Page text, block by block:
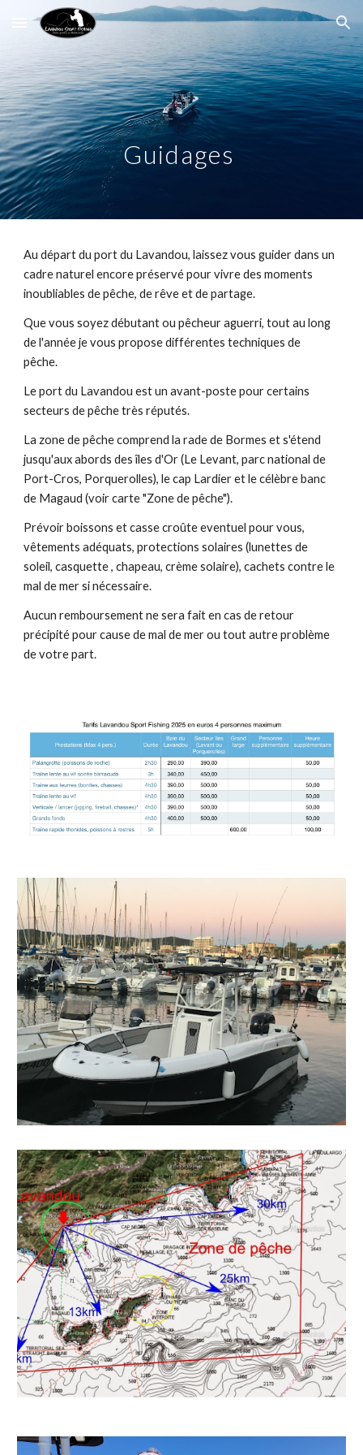
Skip to main content Skip to navigation
Guidages
Au départ du port du Lavandou, laissez vous guider dans un
cadre naturel encore préservé pour vivre des moments
inoubliables de pêche, de rêve et de partage.
Que vous soyez débutant ou pêcheur aguerri, tout au long
de l'année je vous propose différentes techniques de
pêche.
Le port du Lavandou est un avant-poste pour certains
secteurs de pêche très réputés.
La zone de pêche comprend la rade de Bormes et s'étend
jusqu'aux abords des îles d'Or (Le Levant, parc national de
Port-Cros, Porquerolles), le cap Lardier et le célèbre banc
de Magaud (voir carte "Zone de pêche").
Prévoir boissons et casse croûte eventuel pour vous,
vêtements adéquats, protections solaires (lunettes de
soleil, casquette , chapeau, crème solaire), cachets contre le
mal de mer si nécessaire.
Aucun remboursement ne sera fait en cas de retour
précipité pour cause de mal de mer ou tout autre problème
de votre part.